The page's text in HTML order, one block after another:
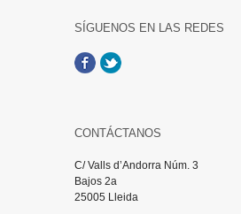
SÍGUENOS EN LAS REDES
Facebook
CONTÁCTANOS
C/ Valls d’Andorra Núm. 3
Bajos 2a
25005 Lleida